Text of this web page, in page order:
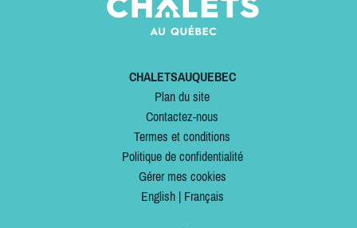
CHALETSAUQUEBEC
Plan du site
Contactez-nous
Termes et conditions
Politique de confidentialité
Gérer mes cookies
English| Français